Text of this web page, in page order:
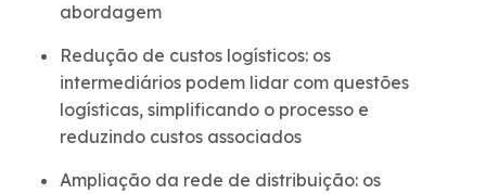
abordagem
Redução de custos logísticos: os
intermediários podem lidar com questões
logísticas, simplificando o processo e
reduzindo custos associados
Ampliação da rede de distribuição: os